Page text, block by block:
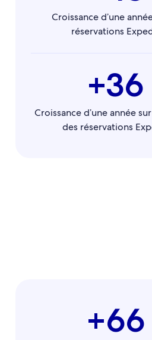
Croissance d’une
réservations
+36
Croissance d’une année
des réservations
+66